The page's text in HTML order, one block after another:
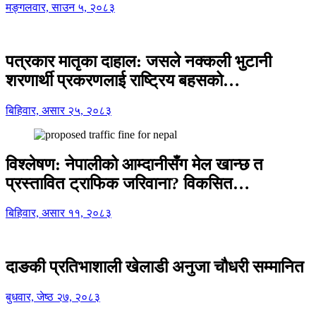
मङ्गलवार, साउन ५, २०८३
पत्रकार मातृका दाहाल: जसले नक्कली भुटानी
शरणार्थी प्रकरणलाई राष्ट्रिय बहसको…
बिहिवार, असार २५, २०८३
विश्लेषण: नेपालीको आम्दानीसँग मेल खान्छ त
प्रस्तावित ट्राफिक जरिवाना? विकसित…
बिहिवार, असार ११, २०८३
दाङकी प्रतिभाशाली खेलाडी अनुजा चौधरी सम्मानित
बुधवार, जेष्ठ २७, २०८३